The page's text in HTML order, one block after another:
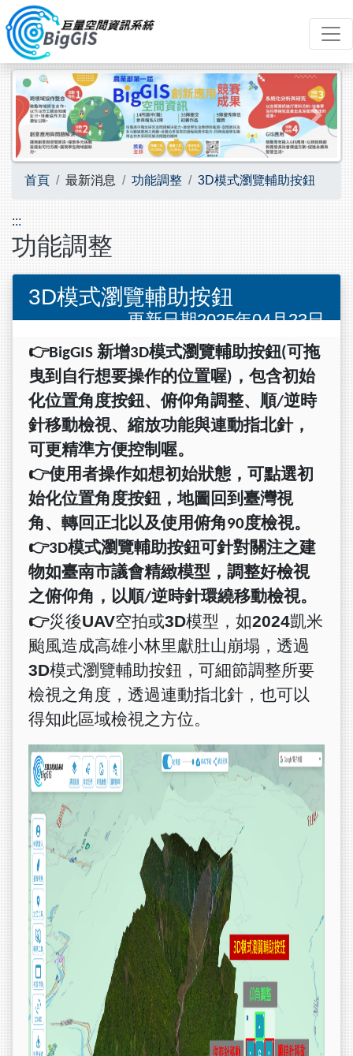
跳到主要內容
Previous Next
首頁 最新消息 功能調整 3D模式瀏覽輔助按鈕
:::
功能調整
3D模式瀏覽輔助按鈕
更新日期2025年04月23日
👉BigGIS 新增3D模式瀏覽輔助按鈕(可拖
曳到自行想要操作的位置喔) ，包含初始
化位置角度按鈕、俯仰角調整、順/逆時
針移動檢視、縮放功能與連動指北針，
可更精準方便控制喔。
👉使用者操作如想初始狀態，可點選初
始化位置角度按鈕，地圖回到臺灣視
角、轉回正北以及使用俯角90度檢視。
👉3D模式瀏覽輔助按鈕可針對關注之建
物如臺南市議會精緻模型，調整好檢視
之俯仰角，以順/逆時針環繞移動檢視。
👉災後UAV空拍或3D模型，如2024凱米
颱風造成高雄小林里獻肚山崩塌，透過
3D模式瀏覽輔助按鈕，可細節調整所要
檢視之角度，透過連動指北針，也可以
得知此區域檢視之方位。